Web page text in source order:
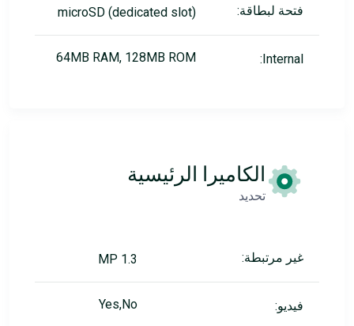
فتحة لبطاقة: microSD (dedicated slot)
Internal:
64MB RAM, 128MB ROM
الكاميرا الرئيسية
تحديد
غير مرتبطة: 1.3 MP
فيديو: Yes,No